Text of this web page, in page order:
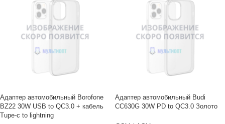
Адаптер автомобильный Borofone
BZ22 30W USB to QC3.0 + кабель
Tupe-c to lightning
Адаптер автомобильный Budi
CC630G 30W PD to QC3.0 Золото